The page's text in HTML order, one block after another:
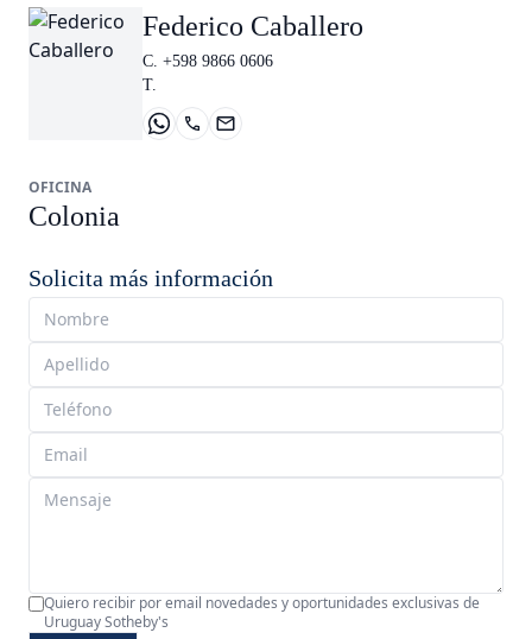
Federico Caballero
C. +598 9866 0606
T.
OFICINA
Colonia
Solicita más información
Quiero recibir por email novedades y oportunidades exclusivas de
Uruguay Sotheby's